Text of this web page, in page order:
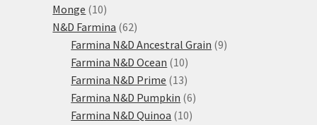
Monge 1010
produktů
N&D Farmina 6262
produktů
Farmina N&D Ancestral Grain 99
Farmina N&D Ocean 1010
produktů
Farmina N&D Prime 1313
produktů
Farmina N&D Pumpkin 66
Farmina N&D Quinoa 1010